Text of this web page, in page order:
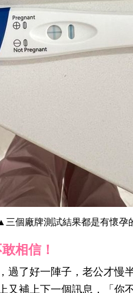
三個廠牌測試結果都是有懷孕
相信！
過了好一陣子，老公才慢
又補上下一個訊息，「你